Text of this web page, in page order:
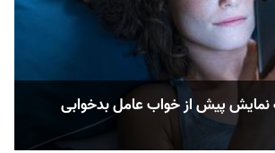
نمایش پیش از خواب عامل بدخوابی